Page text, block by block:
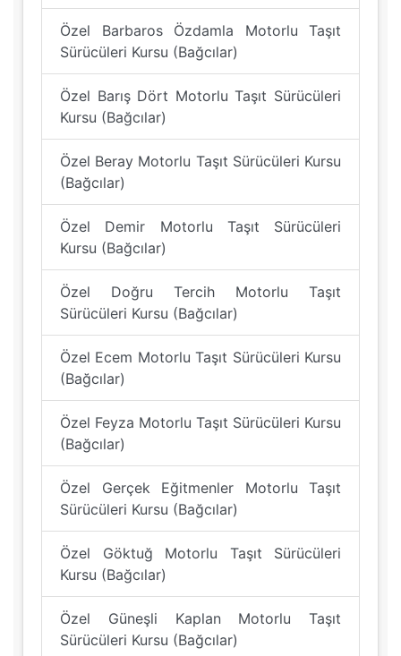
Özel Barbaros Özdamla Motorlu Taşıt
Sürücüleri Kursu (Bağcılar)
Özel Barış Dört Motorlu Taşıt Sürücüleri
Kursu (Bağcılar)
Özel Beray Motorlu Taşıt Sürücüleri Kursu
(Bağcılar)
Özel Demir Motorlu Taşıt Sürücüleri
Kursu (Bağcılar)
Özel Doğru Tercih Motorlu Taşıt
Sürücüleri Kursu (Bağcılar)
Özel Ecem Motorlu Taşıt Sürücüleri Kursu
(Bağcılar)
Özel Feyza Motorlu Taşıt Sürücüleri Kursu
(Bağcılar)
Özel Gerçek Eğitmenler Motorlu Taşıt
Sürücüleri Kursu (Bağcılar)
Özel Göktuğ Motorlu Taşıt Sürücüleri
Kursu (Bağcılar)
Özel Güneşli Kaplan Motorlu Taşıt
Sürücüleri Kursu (Bağcılar)